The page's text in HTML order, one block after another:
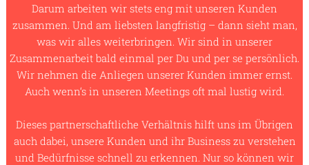
Darum arbeiten wir stets eng mit unseren Kunden
zusammen. Und am liebsten langfristig – dann sieht man,
was wir alles weiterbringen. Wir sind in unserer
Zusammenarbeit bald einmal per Du und per se persönlich.
Wir nehmen die Anliegen unserer Kunden immer ernst.
Auch wenn‘s in unseren Meetings oft mal lustig wird.
Dieses partnerschaftliche Verhältnis hilft uns im Übrigen
auch dabei, unsere Kunden und ihr Business zu verstehen
und Bedürfnisse schnell zu erkennen. Nur so können wir